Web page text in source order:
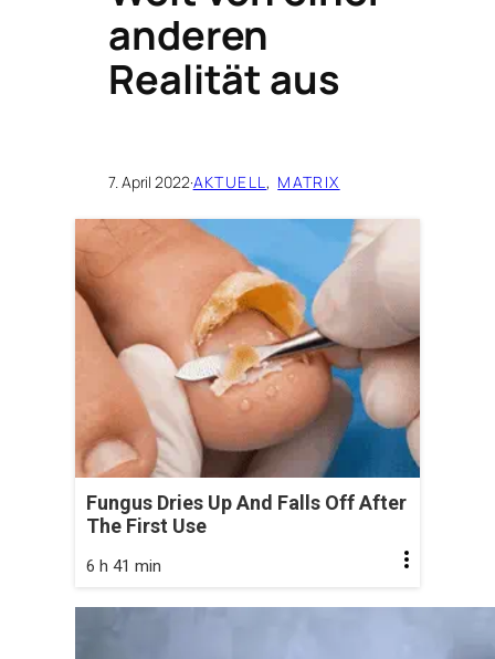
anderen
Realität aus
7. April 2022·AKTUELL , MATRIX
Fungus Dries Up And Falls Off After
The First Use
6 h 41 min